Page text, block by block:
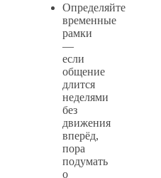
Определяйте
временные
рамки
—
если
общение
длится
неделями
без
движения
вперёд,
пора
подумать
о